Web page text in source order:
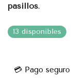
pasillos.
13 disponibles
💳 Pago seguro